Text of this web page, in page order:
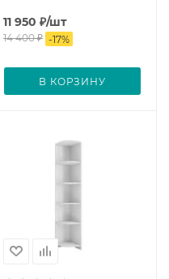
11 950 ₽/шт
14 400₽ -17%
В КОРЗИНУ